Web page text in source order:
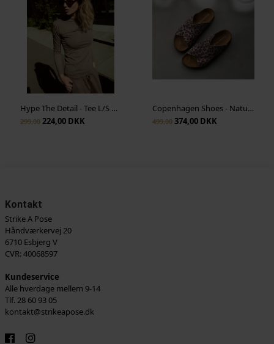
Hype The Detail - Tee L/S H-Logo - Brun
299,00224,00 DKK
Copenhagen Shoes - Nature Steps L - Multi Print
499,00 374,00 DKK
Kontakt
Strike A Pose
Håndværkervej 20
6710 Esbjerg V
CVR: 40068597
Kundeservice
Alle hverdage mellem 9-14
Tlf. 28 60 93 05
kontakt@strikeapose.dk